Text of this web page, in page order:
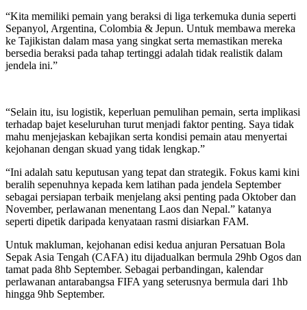
“Kita memiliki pemain yang beraksi di liga terkemuka dunia seperti
Sepanyol, Argentina, Colombia & Jepun. Untuk membawa mereka
ke Tajikistan dalam masa yang singkat serta memastikan mereka
bersedia beraksi pada tahap tertinggi adalah tidak realistik dalam
jendela ini.”
“Selain itu, isu logistik, keperluan pemulihan pemain, serta implikasi
terhadap bajet keseluruhan turut menjadi faktor penting. Saya tidak
mahu menjejaskan kebajikan serta kondisi pemain atau menyertai
kejohanan dengan skuad yang tidak lengkap.”
“Ini adalah satu keputusan yang tepat dan strategik. Fokus kami kini
beralih sepenuhnya kepada kem latihan pada jendela September
sebagai persiapan terbaik menjelang aksi penting pada Oktober dan
November, perlawanan menentang Laos dan Nepal.” katanya
seperti dipetik daripada kenyataan rasmi disiarkan FAM.
Untuk makluman, kejohanan edisi kedua anjuran Persatuan Bola
Sepak Asia Tengah (CAFA) itu dijadualkan bermula 29hb Ogos dan
tamat pada 8hb September. Sebagai perbandingan, kalendar
perlawanan antarabangsa FIFA yang seterusnya bermula dari 1hb
hingga 9hb September.